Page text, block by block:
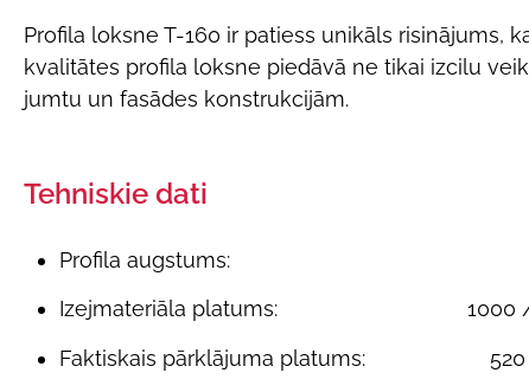
Profila loksne T-160 ir patiess unikāls risinājums,
kvalitātes profila loksne piedāvā ne tikai izcilu
jumtu un fasādes konstrukcijām.
Tehniskie dati
Profila augstums:
Izejmateriāla platums:
1000
Faktiskais pārklājuma platums: